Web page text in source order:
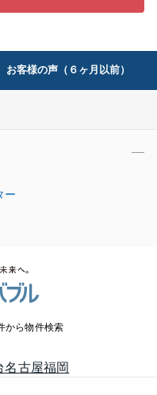
お客様の声（６ヶ月以前）
ー
から物件検索
名古屋福岡